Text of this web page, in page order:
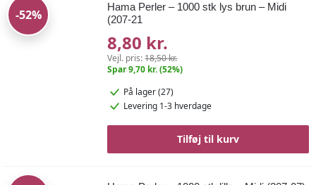
-52%
Hama Perler – 1000 stk lys brun – Midi
(207-21
8,80 kr.
Vejl. pris:18,50 kr.
Spar 9,70 kr. (52%)
På lager (27)
Levering 1-3 hverdage
Tilføj til kurv